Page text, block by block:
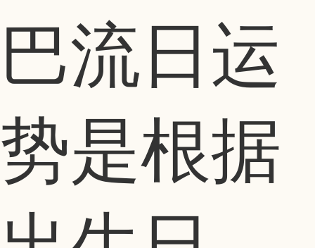
巴流日运
势是根据